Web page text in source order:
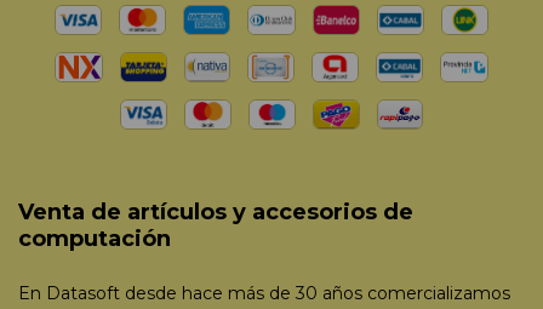
Venta de artículos y accesorios de
computación
En Datasoft desde hace más de 30 años comercializamos